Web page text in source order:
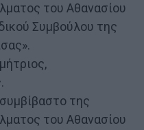
του Αθανασίου
Συμβούλου της
της
του Αθανασίου